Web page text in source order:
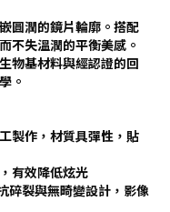
圓潤的鏡片輪廓。搭配
不失溫潤的平衡美感。
基材料與經認證的回
。
製作，材質具彈性，貼
有效降低炫光
碎裂與無畸變設計，影像